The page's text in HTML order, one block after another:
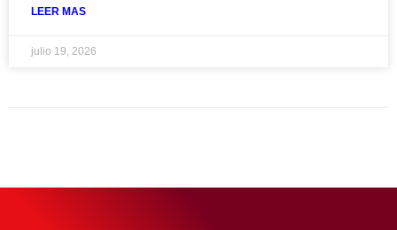
LEER MAS
julio 19, 2026